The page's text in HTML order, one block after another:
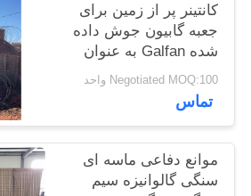
حریم
خصوصی
کانتینر پر از زمین برای
جعبه گابیون جوش داده
شده Galfan به عنوان
موانع نظامی Hesco
Negotiated MOQ:100 واحد
تماس
موانع دفاعی ماسه ای
سنگی گالوانیزه سیم